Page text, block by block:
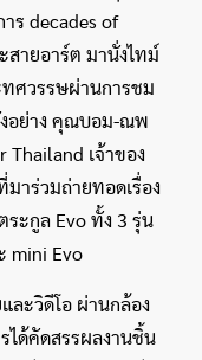
ร decades of
ายอาร์ต มานั่งไทม์
ทศวรรษผ่านการชม
อย่าง คุณบอม-ณพ
เจ้าของ
าร่วมถ่ายทอดเรื่อง
ระกูล Evo ทั้ง 3 รุ่น
mini Evo
ละวิดีโอ ผ่านกล้อง
ได้คัดสรรผลงานชิ้น